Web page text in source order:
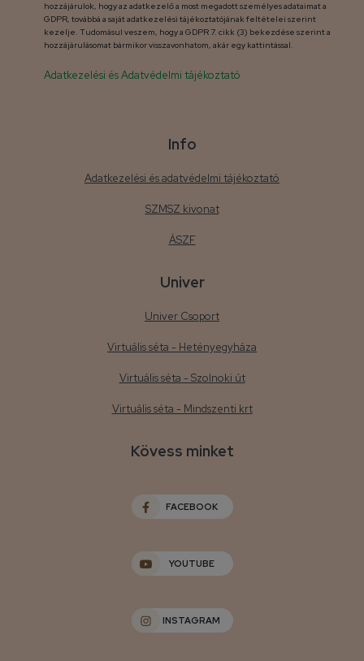
hozzájárulok, hogy az adatkezelő a most megadott személyes adataimat a
GDPR, továbbá a saját adatkezelési tájékoztatójának feltételei szerint
kezelje. Tudomásul veszem, hogy a GDPR 7. cikk (3) bekezdése szerint a
hozzájárulásomat bármikor visszavonhatom, akár egy kattintással.
Adatkezelési és Adatvédelmi tájékoztató
Info
Adatkezelési és adatvédelmi tájékoztató
SZMSZ kivonat
ÁSZF
Univer
Univer Csoport
Virtuális séta - Hetényegyháza
Virtuális séta - Szolnoki út
Virtuális séta - Mindszenti krt
Kövess minket
FACEBOOK
YOUTUBE
INSTAGRAM